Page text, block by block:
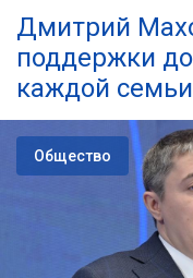
Дмитрий
поддержки
каждой
Общество